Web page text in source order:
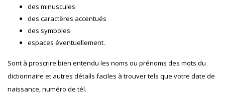
des minuscules
des caractères accentués
des symboles
espaces éventuellement.
Sont à proscrire bien entendu les noms ou prénoms des mots du
dictionnaire et autres détails faciles à trouver tels que votre date de
naissance, numéro de tél.